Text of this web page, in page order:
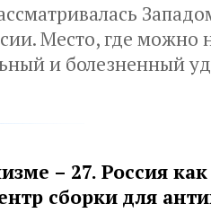
Место, где можно
и болезненный
– 27. Россия
сборки для